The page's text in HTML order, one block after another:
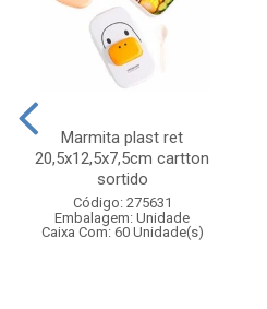
Marmita plast ret
20,5x12,5x7,5cm cartton
sortido
Código: 275631
Embalagem: Unidade
Caixa Com: 60 Unidade(s)